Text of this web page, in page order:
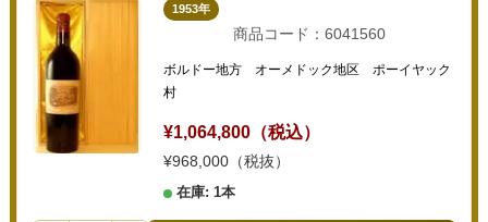
1953年
商品コード：6041560
ボルドー地方 オーメドック地区 ポーイヤック
村
¥1,064,800（税込）
¥968,000（税抜）
在庫: 1本